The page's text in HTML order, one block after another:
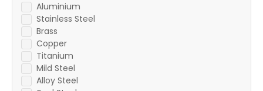
Aluminium
Stainless Steel
Brass
Copper
Titanium
Mild Steel
Alloy Steel